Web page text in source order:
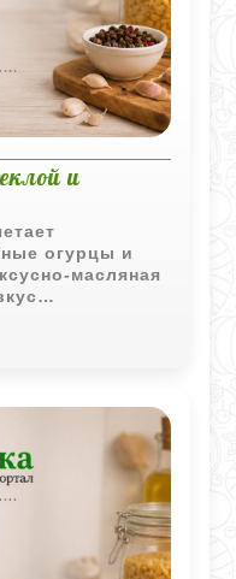
и
огурцы и
масляная
особенно